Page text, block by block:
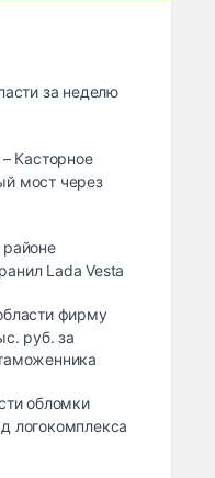
за неделю
Касторное
мост через
Lada Vesta
фирму
руб. за
обломки
логокомплекса